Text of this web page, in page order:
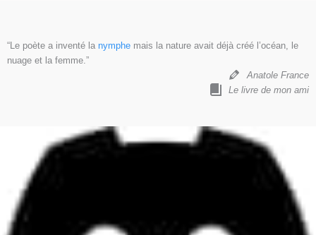
“Le poète a inventé la nymphe mais la nature avait déjà créé l’océan, le
nuage et la femme.”
Anatole France
Le livre de mon ami